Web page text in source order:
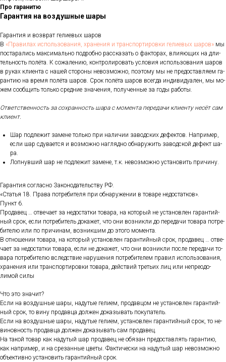
Про гаранитю
Гарантия на воздушные шары
Га­ран­тия и воз­врат ге­ли­евых ша­ров
В «Пра­ви­лах ис­поль­зо­ва­ния, хра­не­ния и тран­спор­ти­ров­ки ге­ли­евых ша­ров» мы
пос­та­рались мак­си­маль­но под­робно рас­ска­зать о фак­то­рах, вли­яющих на дли­
тель­ность по­лёта. К со­жале­нию, кон­тро­лиро­вать ус­ло­вия ис­поль­зо­вания ша­ров
в ру­ках кли­ен­та с на­шей сто­роны не­воз­можно, по­это­му мы не пре­дос­тавля­ем га­
ран­тию на вре­мя по­лёта ша­ров. Срок по­лёта ша­ров всег­да ин­ди­виду­ален, мы мо­
жем со­об­щить толь­ко сред­ние зна­чения, по­лучен­ные за го­ды ра­боты.
От­ветс­твен­ность за сох­ранность ша­ра с мо­мен­та пе­реда­чи кли­ен­ту не­сёт сам
кли­ент.
Шар под­ле­жит за­мене толь­ко при на­личии за­вод­ских де­фек­тов. Нап­ри­мер,
ес­ли шар сду­ва­ет­ся и воз­можно наг­лядно об­на­ружить за­вод­ской де­фект ша­
ра.
Лоп­нувший шар не под­ле­жит за­мене, т.к. не­воз­можно ус­та­новить при­чину.
Га­ран­тия сог­ласно За­коно­датель­ству РФ.
«Статья 18. Пра­ва пот­ре­бите­ля при об­на­руже­нии в то­варе не­дос­татков».
Пункт 6.
Про­давец … от­ве­ча­ет за не­дос­татки то­вара, на ко­торый не ус­та­нов­лен га­ран­тий­
ный срок, ес­ли пот­ре­битель до­кажет, что они воз­никли до пе­реда­чи то­вара пот­ре­
бите­лю или по при­чинам, воз­никшим до это­го мо­мен­та.
В от­но­шении то­вара, на ко­торый ус­та­нов­лен га­ран­тий­ный срок, про­давец … от­ве­
ча­ет за не­дос­татки то­вара, ес­ли не до­кажет, что они воз­никли пос­ле пе­реда­чи то­
вара пот­ре­бите­лю вследс­твие на­руше­ния пот­ре­бите­лем пра­вил ис­поль­зо­вания,
хра­нения или тран­спор­ти­ров­ки то­вара, дей­ствий треть­их лиц или неп­ре­одо­
лимой си­лы
Что это зна­чит?
Ес­ли на воз­душные ша­ры, на­дутые ге­ли­ем, про­дав­цом не ус­та­нов­лен га­ран­тий­
ный срок, то ви­ну про­дав­ца дол­жен до­казы­вать по­купа­тель.
Ес­ли на воз­душные ша­ры, на­дутые ге­ли­ем, ус­та­нов­лен га­ран­тий­ный срок, то не­
винов­ность про­дав­ца дол­жен до­казы­вать сам про­давец.
На та­кой то­вар как на­дутый шар про­давец не обя­зан пре­дос­тавлять га­ран­тию,
как нап­ри­мер, и на сре­зан­ные цве­ты. Фак­ти­чес­ки на на­дутый шар не­воз­можно
объ­ек­тивно ус­та­новить га­ран­тий­ный срок.